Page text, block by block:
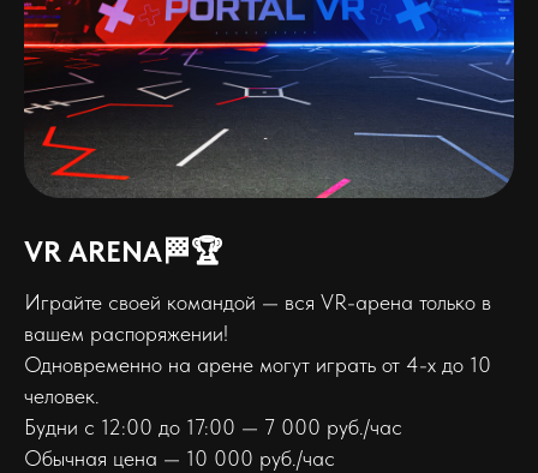
VR ARENA🏁🏆
Играйте своей командой — вся VR-арена только в
вашем распоряжении!
Одновременно на арене могут играть от 4-х до 10
человек.
Будни с 12:00 до 17:00 — 7 000 руб./час
Обычная цена — 10 000 руб./час